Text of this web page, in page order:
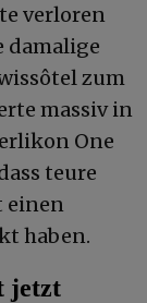
verloren
damalige
zum
massiv in
One
teure
einen
haben.
jetzt